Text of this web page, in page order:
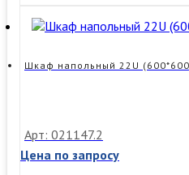
Шкаф напольный 22U
Арт: 021147.2
Цена по запросу